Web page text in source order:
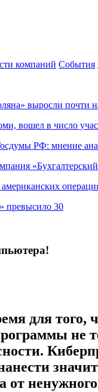
компаний События
выросли почти
вошел в число
РФ: мнение
превысило 30
для
не